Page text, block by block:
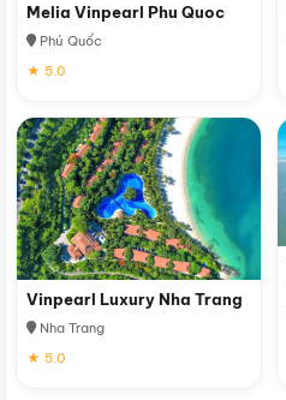
Melia Vinpearl Phu Quoc
Phú Quốc
★ 5.0
Vinpearl Luxury Nha Trang
Nha Trang
★ 5.0